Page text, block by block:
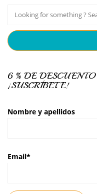
6 % DE DESCUENTO
¡SUSCRÍBETE!
Nombre y apellidos
Email*